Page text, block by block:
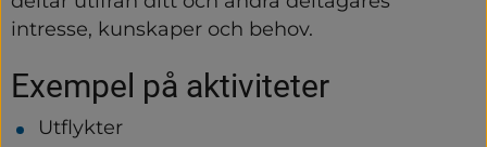
intresse, kunskaper och behov.
Exempel på aktiviteter
Utflykter